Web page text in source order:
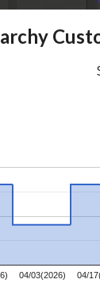
04/03(2026) 04/